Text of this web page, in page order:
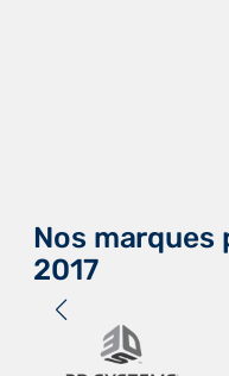
Nos marques
2017